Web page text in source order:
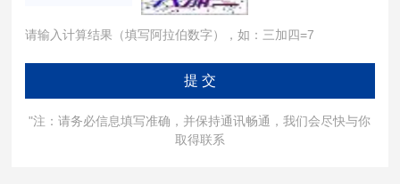
请输入计算结果（填写阿拉伯数字），如：三加四=7
"注：请务必信息填写准确，并保持通讯畅通，我们会尽快与你
取得联系